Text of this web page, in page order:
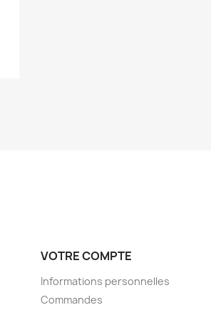
VOTRE COMPTE
Informations personnelles
Commandes